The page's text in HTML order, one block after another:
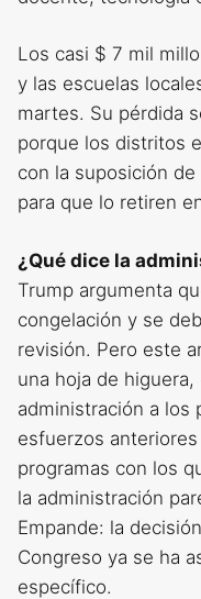
Los casi $ 7 mil
y las escuelas
martes. Su pérdida
porque los distritos
con la suposición
para que lo retiren
¿Qué dice la
Trump argumenta
congelación y se
revisión. Pero este
una hoja de
administración a los
esfuerzos
programas con los
la administración
Empande: la
Congreso ya se ha
específico.